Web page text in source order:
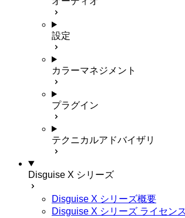
設定
カラーマネジメント
プラグイン
テクニカルアドバイザリ
Disguise X シリーズ
Disguise X シリーズ概要
Disguise X シリーズ ライセン